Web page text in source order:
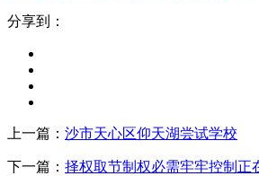
分享到：
上一篇： 沙市天心区仰天湖尝试学校
下一篇： 择权取节制权必需牢牢控制正